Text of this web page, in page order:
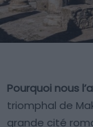
Pourquoi nous
triomphal de
grande cité